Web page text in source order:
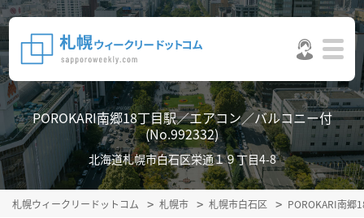
POROKARI南郷18丁目駅／エアコン／バルコニー付
(No.992332)
北海道札幌市白石区栄通１９丁目4-8
札幌ウィークリードットコム 札幌市 札幌市白石区 POROKARI南郷